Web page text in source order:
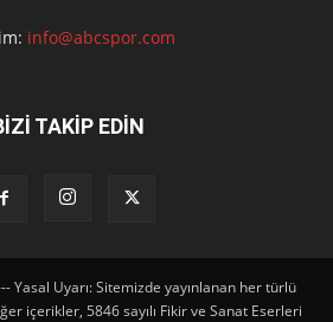
info@abcspor.com
TAKİP EDİN
Yasal Uyarı: Sitemizde yayınlanan her türlü
içerikler, 5846 sayılı Fikir ve Sanat Eserleri